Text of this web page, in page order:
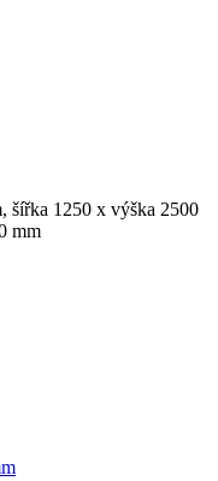
šířka 1250 x výška 2500
mm